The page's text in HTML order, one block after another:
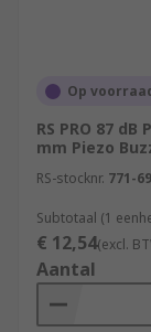
Op
RS PRO 87
mm Piezo
RS-stocknr. 771-
Subtotaal (1
€ 12,54(excl.
Aantal